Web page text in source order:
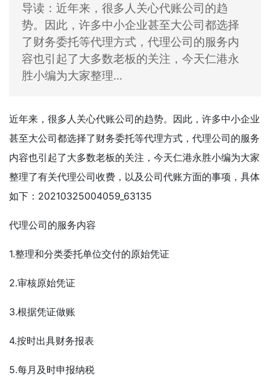
导读：近年来，很多人关心代账公司的趋
势。因此，许多中小企业甚至大公司都选择
了财务委托等代理方式，代理公司的服务内
容也引起了大多数老板的关注，今天仁港永
胜小编为大家整理...
近年来，很多人关心代账公司的趋势。因此，许多中小企业
甚至大公司都选择了财务委托等代理方式，代理公司的服务
内容也引起了大多数老板的关注，今天仁港永胜小编为大家
整理了有关代理公司收费，以及公司代账方面的事项，具体
如下：20210325004059_63135
代理公司的服务内容
1.整理和分类委托单位交付的原始凭证
2.审核原始凭证
3.根据凭证做账
4.按时出具财务报表
5.每月及时申报纳税